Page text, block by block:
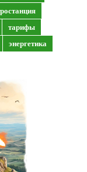
тарифы
энергетика